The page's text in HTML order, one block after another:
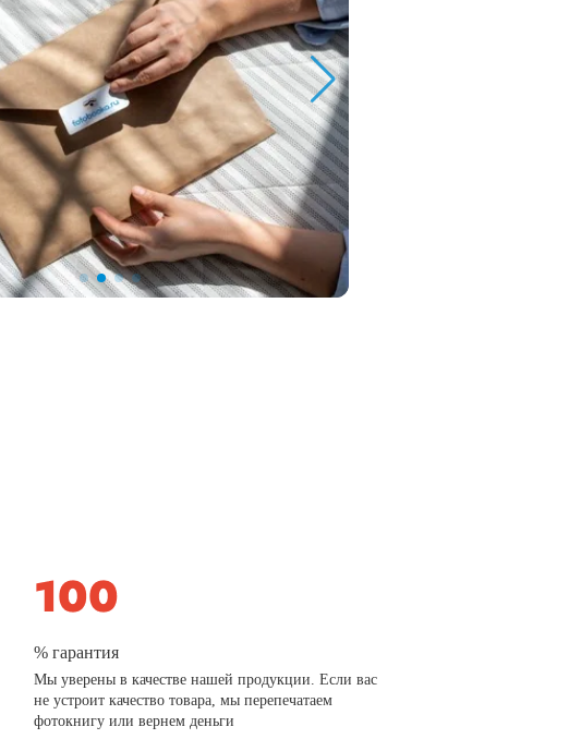
% гарантия
Мы уверены в качестве нашей продукции. Если вас
не устроит качество товара, мы перепечатаем
фотокнигу или вернем деньги